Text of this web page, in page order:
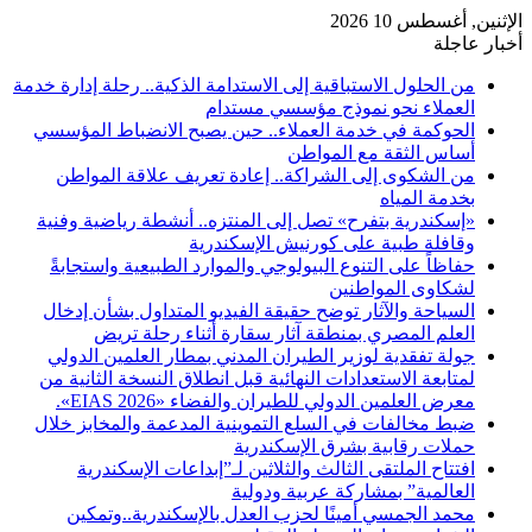
الإثنين, أغسطس 10 2026
أخبار عاجلة
من الحلول الاستباقية إلى الاستدامة الذكية.. رحلة إدارة خدمة
العملاء نحو نموذج مؤسسي مستدام
الحوكمة في خدمة العملاء.. حين يصبح الانضباط المؤسسي
أساس الثقة مع المواطن
من الشكوى إلى الشراكة.. إعادة تعريف علاقة المواطن
بخدمة المياه
«إسكندرية بتفرح» تصل إلى المنتزه.. أنشطة رياضية وفنية
وقافلة طبية على كورنيش الإسكندرية
حفاظاً على التنوع البيولوجي والموارد الطبيعية واستجابةً
لشكاوى المواطنين
السياحة والآثار توضح حقيقة الفيديو المتداول بشأن إدخال
العلم المصري بمنطقة آثار سقارة أثناء رحلة تريض
جولة تفقدية لوزير الطيران المدني بمطار العلمين الدولي
لمتابعة الاستعدادات النهائية قبل انطلاق النسخة الثانية من
معرض العلمين الدولي للطيران والفضاء «EIAS 2026».
ضبط مخالفات في السلع التموينية المدعمة والمخابز خلال
حملات رقابية بشرق الإسكندرية
افتتاح الملتقى الثالث والثلاثين لـ”إبداعات الإسكندرية
العالمية” بمشاركة عربية ودولية
محمد الجمسي أمينًا لحزب العدل بالإسكندرية..وتمكين